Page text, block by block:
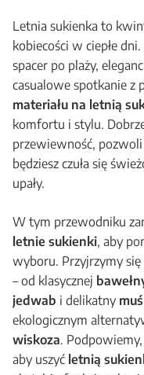
Letnia sukienka to
kobiecości w ciepłe
spacer po plaży,
casualowe spotkanie z
materiału na letnią
komfortu i stylu.
przewiewność,
będziesz czuła się
upały.
W tym przewodniku
letnie sukienki, aby
wyboru. Przyjrzymy
– od klasycznej
jedwab i delikatny
ekologicznym
wiskoza.
aby uszyć letnią